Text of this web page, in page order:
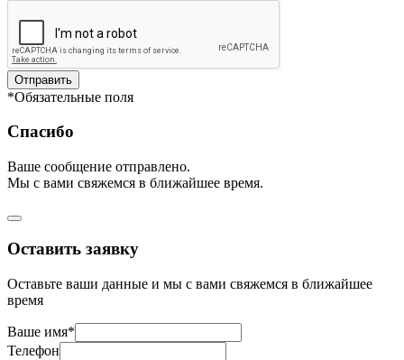
Отправить
*Обязательные поля
Спасибо
Ваше сообщение отправлено.
Мы с вами свяжемся в ближайшее время.
Оставить заявку
Оставьте ваши данные и мы с вами свяжемся в ближайшее
время
Ваше имя*
Телефон